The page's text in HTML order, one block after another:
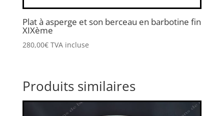
Plat à asperge et son berceau en barbotine fin
XIXème
280,00€ TVA incluse
Produits similaires